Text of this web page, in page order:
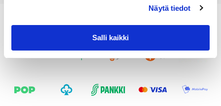
Näytä tiedot
Salli kaikki